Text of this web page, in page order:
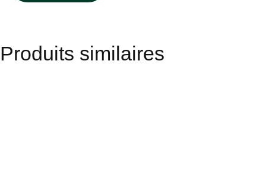
Produits similaires